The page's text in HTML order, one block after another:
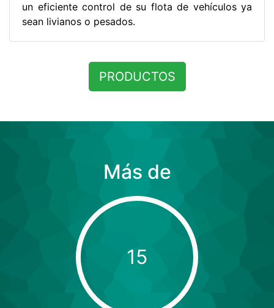
un eficiente control de su flota de vehículos ya
sean livianos o pesados.
PRODUCTOS
Más de
15